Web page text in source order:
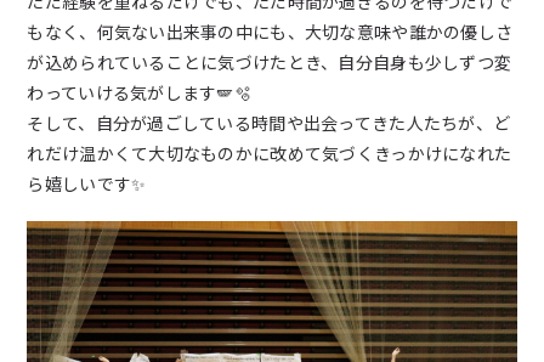
もなく、何気ない出来事の中にも、大切な意味や誰かの優しさ
が込められていることに気づけたとき、自分自身も少しずつ変
わっていける気がします‪🪽🫧
そして、自分が過ごしている時間や出会ってきた人たちが、ど
れだけ温かくて大切なものかに改めて気づくきっかけになれた
ら嬉しいです✨